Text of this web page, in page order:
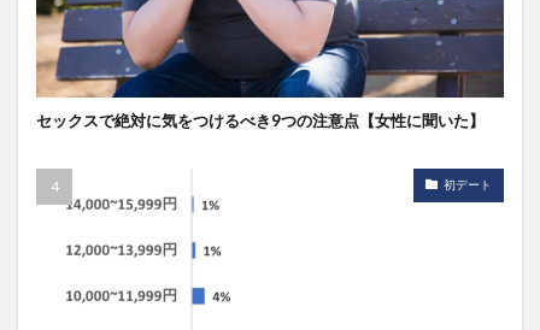
セックスで絶対に気をつけるべき9つの注意点【女性に聞いた】
初デート